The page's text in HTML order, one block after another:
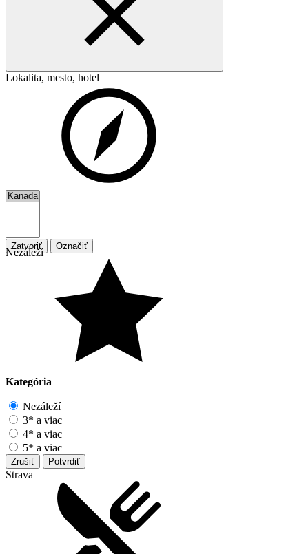
Lokalita, mesto, hotel
Zatvoriť Označiť
Nezáleží
Kategória
Nezáleží
3* a viac
4* a viac
5* a viac
Zrušiť Potvrdiť
Strava